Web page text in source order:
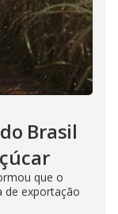
Brasil
que o
de exportação